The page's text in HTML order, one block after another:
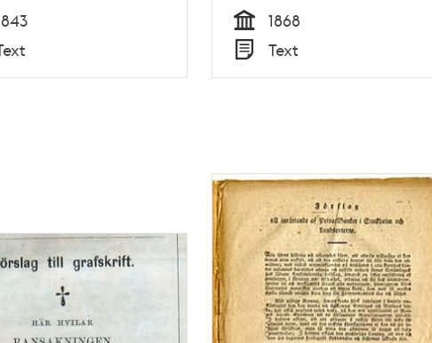
Tid
1868
Typ
Text